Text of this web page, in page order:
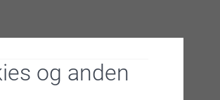
og anden